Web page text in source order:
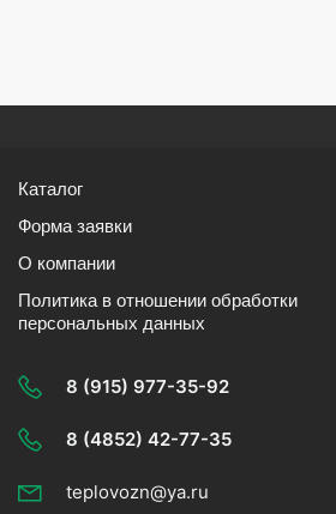
Каталог
Форма заявки
О компании
Политика в отношении обработки
персональных данных
8 (915) 977-35-92
8 (4852) 42-77-35
teplovozn@ya.ru